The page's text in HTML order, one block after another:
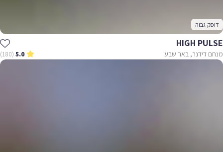
דופק גבוה
HIGH PULSE
מנחם דידנר, באר שבע 5.0
(180)